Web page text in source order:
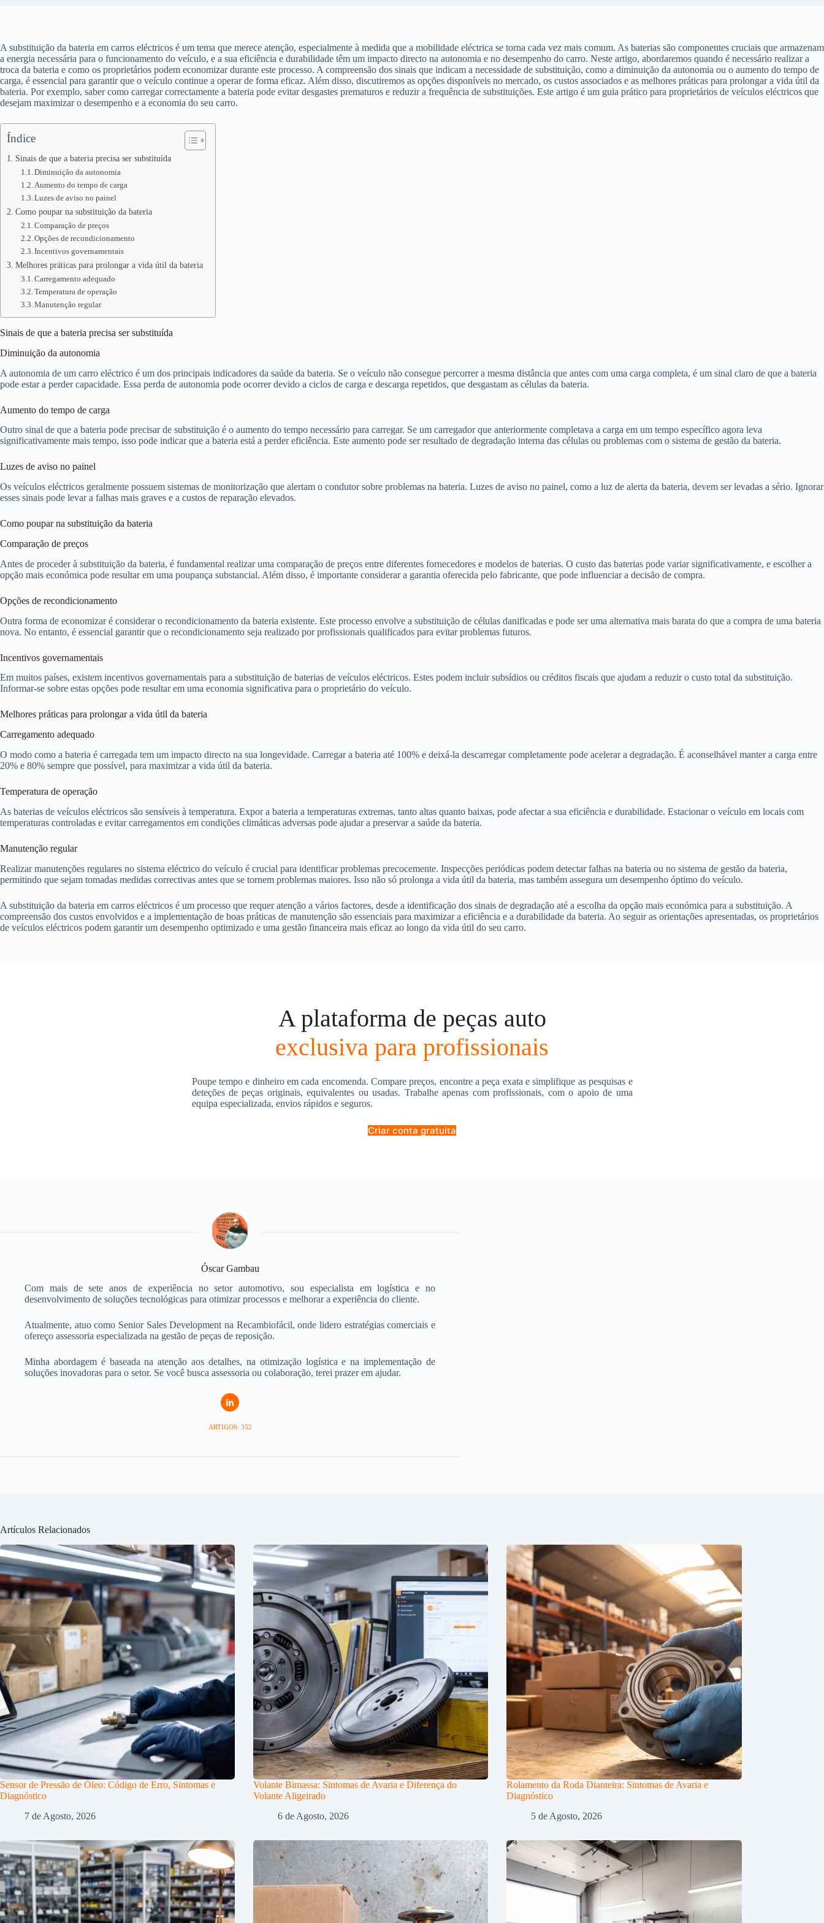
A substituição da bateria em carros eléctricos é um tema que merece atenção, especialmente à medida que a mobilidade eléctrica se torna cada vez mais comum. As baterias são componentes cruciais que armazenam
a energia necessária para o funcionamento do veículo, e a sua eficiência e durabilidade têm um impacto directo na autonomia e no desempenho do carro. Neste artigo, abordaremos quando é necessário realizar a
troca da bateria e como os proprietários podem economizar durante este processo. A compreensão dos sinais que indicam a necessidade de substituição, como a diminuição da autonomia ou o aumento do tempo de
carga, é essencial para garantir que o veículo continue a operar de forma eficaz. Além disso, discutiremos as opções disponíveis no mercado, os custos associados e as melhores práticas para prolongar a vida útil da
bateria. Por exemplo, saber como carregar correctamente a bateria pode evitar desgastes prematuros e reduzir a frequência de substituições. Este artigo é um guia prático para proprietários de veículos eléctricos que
desejam maximizar o desempenho e a economia do seu carro.
Índice
Sinais de que a bateria precisa ser substituída
Diminuição da autonomia
Aumento do tempo de carga
Luzes de aviso no painel
Como poupar na substituição da bateria
Comparação de preços
Opções de recondicionamento
Incentivos governamentais
Melhores práticas para prolongar a vida útil da bateria
Carregamento adequado
Temperatura de operação
Manutenção regular
Sinais de que a bateria precisa ser substituída
Diminuição da autonomia
A autonomia de um carro eléctrico é um dos principais indicadores da saúde da bateria. Se o veículo não consegue percorrer a mesma distância que antes com uma carga completa, é um sinal claro de que a bateria
pode estar a perder capacidade. Essa perda de autonomia pode ocorrer devido a ciclos de carga e descarga repetidos, que desgastam as células da bateria.
Aumento do tempo de carga
Outro sinal de que a bateria pode precisar de substituição é o aumento do tempo necessário para carregar. Se um carregador que anteriormente completava a carga em um tempo específico agora leva
significativamente mais tempo, isso pode indicar que a bateria está a perder eficiência. Este aumento pode ser resultado de degradação interna das células ou problemas com o sistema de gestão da bateria.
Luzes de aviso no painel
Os veículos eléctricos geralmente possuem sistemas de monitorização que alertam o condutor sobre problemas na bateria. Luzes de aviso no painel, como a luz de alerta da bateria, devem ser levadas a sério. Ignorar
esses sinais pode levar a falhas mais graves e a custos de reparação elevados.
Como poupar na substituição da bateria
Comparação de preços
Antes de proceder à substituição da bateria, é fundamental realizar uma comparação de preços entre diferentes fornecedores e modelos de baterias. O custo das baterias pode variar significativamente, e escolher a
opção mais económica pode resultar em uma poupança substancial. Além disso, é importante considerar a garantia oferecida pelo fabricante, que pode influenciar a decisão de compra.
Opções de recondicionamento
Outra forma de economizar é considerar o recondicionamento da bateria existente. Este processo envolve a substituição de células danificadas e pode ser uma alternativa mais barata do que a compra de uma bateria
nova. No entanto, é essencial garantir que o recondicionamento seja realizado por profissionais qualificados para evitar problemas futuros.
Incentivos governamentais
Em muitos países, existem incentivos governamentais para a substituição de baterias de veículos eléctricos. Estes podem incluir subsídios ou créditos fiscais que ajudam a reduzir o custo total da substituição.
Informar-se sobre estas opções pode resultar em uma economia significativa para o proprietário do veículo.
Melhores práticas para prolongar a vida útil da bateria
Carregamento adequado
O modo como a bateria é carregada tem um impacto directo na sua longevidade. Carregar a bateria até 100% e deixá-la descarregar completamente pode acelerar a degradação. É aconselhável manter a carga entre
20% e 80% sempre que possível, para maximizar a vida útil da bateria.
Temperatura de operação
As baterias de veículos eléctricos são sensíveis à temperatura. Expor a bateria a temperaturas extremas, tanto altas quanto baixas, pode afectar a sua eficiência e durabilidade. Estacionar o veículo em locais com
temperaturas controladas e evitar carregamentos em condições climáticas adversas pode ajudar a preservar a saúde da bateria.
Manutenção regular
Realizar manutenções regulares no sistema eléctrico do veículo é crucial para identificar problemas precocemente. Inspecções periódicas podem detectar falhas na bateria ou no sistema de gestão da bateria,
permitindo que sejam tomadas medidas correctivas antes que se tornem problemas maiores. Isso não só prolonga a vida útil da bateria, mas também assegura um desempenho óptimo do veículo.
A substituição da bateria em carros eléctricos é um processo que requer atenção a vários factores, desde a identificação dos sinais de degradação até a escolha da opção mais económica para a substituição. A
compreensão dos custos envolvidos e a implementação de boas práticas de manutenção são essenciais para maximizar a eficiência e a durabilidade da bateria. Ao seguir as orientações apresentadas, os proprietários
de veículos eléctricos podem garantir um desempenho optimizado e uma gestão financeira mais eficaz ao longo da vida útil do seu carro.
A plataforma de peças auto
exclusiva para profissionais
Poupe tempo e dinheiro em cada encomenda. Compare preços, encontre a peça exata e simplifique as pesquisas e
deteções de peças originais, equivalentes ou usadas. Trabalhe apenas com profissionais, com o apoio de uma
equipa especializada, envios rápidos e seguros.
Criar conta gratuita
Óscar Gambau
Com mais de sete anos de experiência no setor automotivo, sou especialista em logística e no
desenvolvimento de soluções tecnológicas para otimizar processos e melhorar a experiência do cliente.
Atualmente, atuo como Senior Sales Development na Recambiofácil, onde lidero estratégias comerciais e
ofereço assessoria especializada na gestão de peças de reposição.
Minha abordagem é baseada na atenção aos detalhes, na otimização logística e na implementação de
soluções inovadoras para o setor. Se você busca assessoria ou colaboração, terei prazer em ajudar.
ARTIGOS: 352
Artículos Relacionados
Sensor de Pressão de Óleo: Código de Erro, Sintomas e
Diagnóstico
7 de Agosto, 2026
Volante Bimassa: Sintomas de Avaria e Diferença do
Volante Aligeirado
6 de Agosto, 2026
Rolamento da Roda Dianteira: Sintomas de Avaria e
Diagnóstico
5 de Agosto, 2026